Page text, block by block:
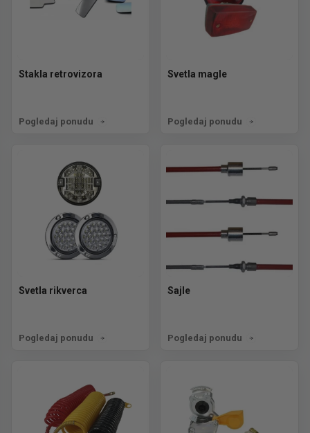
Stakla retrovizora
Pogledaj ponudu
Svetla magle
Pogledaj ponudu
Svetla rikverca
Pogledaj ponudu
Sajle
Pogledaj ponudu